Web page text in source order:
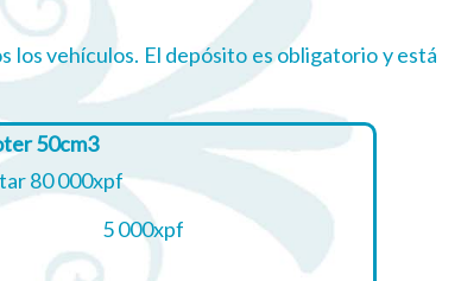
vehículos. El depósito es obligatorio y está
50cm3
80 000xpf
5 000xpf